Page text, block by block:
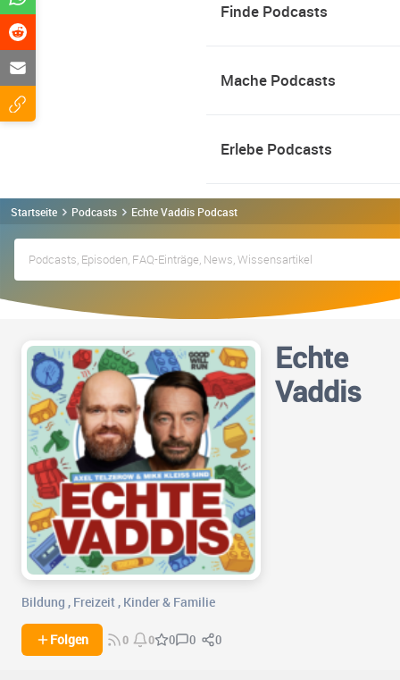
Finde Podcasts
Mache Podcasts
Erlebe Podcasts
Startseite Podcasts Echte Vaddis Podcast
Echte
Vaddis
Bildung , Freizeit , Kinder & Familie
Folgen 0 0 0 0 0